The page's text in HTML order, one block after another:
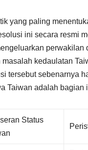
yang paling
ini secara resmi
kedaulatan
tersebut sebenarnya
Taiwan adalah
Status